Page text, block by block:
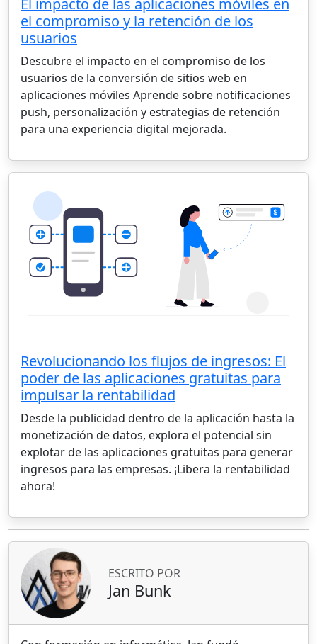
El impacto de las aplicaciones móviles en
el compromiso y la retención de los
usuarios
Descubre el impacto en el compromiso de los
usuarios de la conversión de sitios web en
aplicaciones móviles Aprende sobre notificaciones
push, personalización y estrategias de retención
para una experiencia digital mejorada.
Revolucionando los flujos de ingresos: El
poder de las aplicaciones gratuitas para
impulsar la rentabilidad
Desde la publicidad dentro de la aplicación hasta la
monetización de datos, explora el potencial sin
explotar de las aplicaciones gratuitas para generar
ingresos para las empresas. ¡Libera la rentabilidad
ahora!
ESCRITO POR
Jan Bunk